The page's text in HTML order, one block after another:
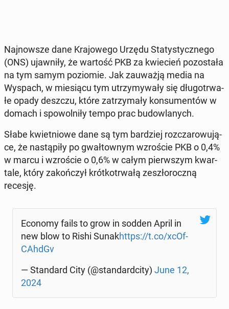
Naj­now­sze dane Kra­jo­we­go Urzędu Sta­ty­stycz­ne­go
(ONS) ujaw­ni­ły, że wartość PKB za kwie­cień po­zo­sta­ła
na tym samym po­zio­mie. Jak za­uważ­ją media na
Wyspach, w mie­sią­cu tym utrzy­my­wa­ły się dłu­go­trwa­
łe opady deszczu, które za­trzy­ma­ły kon­su­men­tów w
domach i spo­wol­ni­ły tempo prac bu­dow­la­nych.
Słabe kwiet­nio­we dane są tym bar­dziej roz­cza­ro­wu­ją­
ce, że na­stą­pi­ły po gwał­tow­nym wzro­ście PKB o 0,4%
w marcu i wzro­ście o 0,6% w całym pierw­szym kwar­
ta­le, który za­koń­czył krót­ko­trwa­łą ze­szło­rocz­ną
recesję.
Economy fails to grow in sodden April in
new blow to Rishi Sunakhttps://t.co/xcOf­
CAhdGv
— Stan­dard City (@stan­dard­ci­ty) June 12,
2024